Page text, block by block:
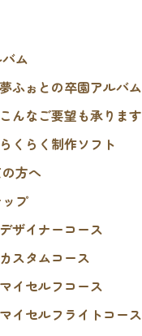
ム
夢ふぉとの卒園アルバム
こんなご要望も承ります
らくらく制作ソフト
方へ
プ
デザイナーコース
カスタムコース
マイセルフコース
マイセルフライトコース